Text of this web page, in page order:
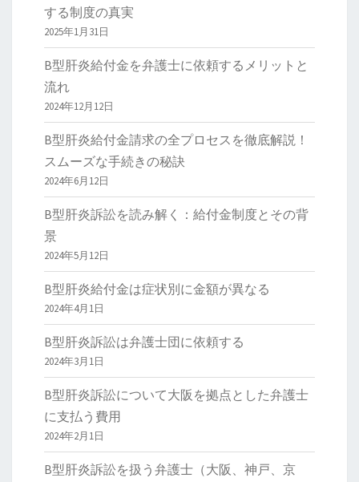
する制度の真実
2025年1月31日
B型肝炎給付金を弁護士に依頼するメリットと
流れ
2024年12月12日
B型肝炎給付金請求の全プロセスを徹底解説！
スムーズな手続きの秘訣
2024年6月12日
B型肝炎訴訟を読み解く：給付金制度とその背
景
2024年5月12日
B型肝炎給付金は症状別に金額が異なる
2024年4月1日
B型肝炎訴訟は弁護士団に依頼する
2024年3月1日
B型肝炎訴訟について大阪を拠点とした弁護士
に支払う費用
2024年2月1日
B型肝炎訴訟を扱う弁護士（大阪、神戸、京